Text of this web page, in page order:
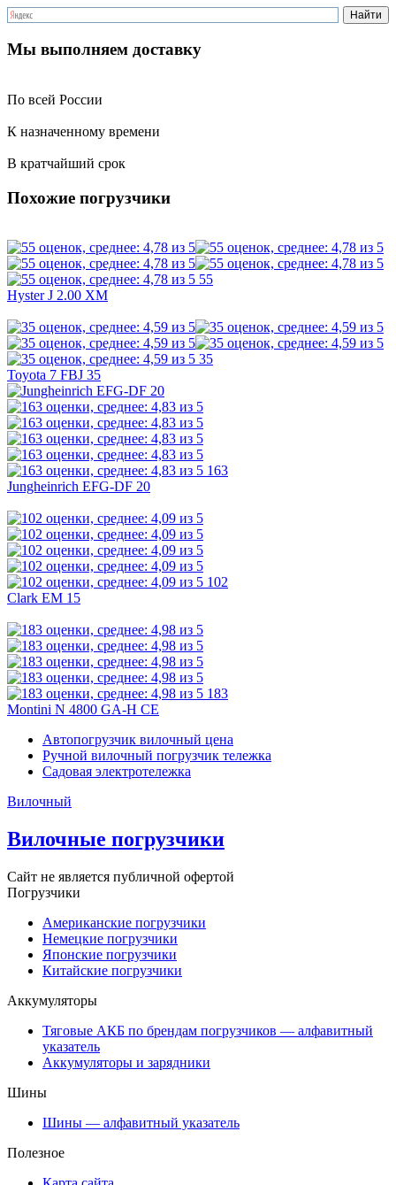
Мы выполняем доставку
По всей России
К назначенному времени
В кратчайший срок
Похожие погрузчики
55
Hyster J 2.00 XM
35
Toyota 7 FBJ 35
163
Jungheinrich EFG-DF 20
102
Clark EM 15
183
Montini N 4800 GA-H CE
Автопогрузчик вилочный цена
Ручной вилочный погрузчик тележка
Садовая электротележка
Вилочный
Вилочные погрузчики
Сайт не является публичной офертой
Погрузчики
Американские погрузчики
Немецкие погрузчики
Японские погрузчики
Китайские погрузчики
Аккумуляторы
Тяговые АКБ по брендам погрузчиков — алфавитный
указатель
Аккумуляторы и зарядники
Шины
Шины — алфавитный указатель
Полезное